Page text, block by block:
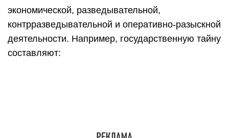
экономической, разведывательной,
контрразведывательной и оперативно-разыскной
деятельности. Например, государственную тайну
составляют: